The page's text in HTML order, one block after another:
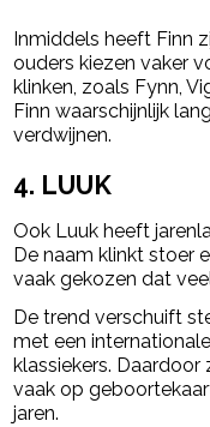
Inmiddels heeft Finn
ouders kiezen vaker
klinken, zoals Fynn,
Finn waarschijnlijk
verdwijnen.
4. LUUK
Ook Luuk heeft
De naam klinkt stoer
vaak gekozen dat
De trend verschuift
met een
klassiekers.
vaak op
jaren.